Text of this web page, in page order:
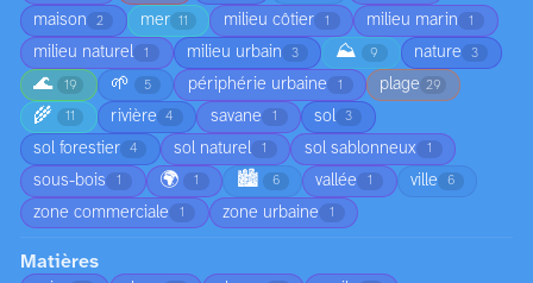
maison 2 mer 11 milieu côtier 1 milieu marin 1
milieu naturel 1 milieu urbain 3 ⛰️ 9 nature 3
🌊 19 🌱 5 périphérie urbaine 1 plage 29
🌾 11 rivière 4 savane 1 sol 3
sol forestier 4 sol naturel 1 sol sablonneux 1
sous-bois 1 🌍 1 🏙️ 6 vallée 1 ville 6
zone commerciale 1 zone urbaine 1
Matières